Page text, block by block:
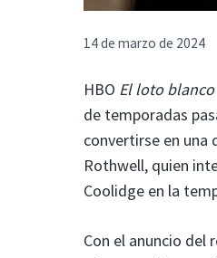
14 de marzo de 2024
HBO El loto blanco
de temporadas
convertirse en una
Rothwell, quien
Coolidge en la
Con el anuncio del